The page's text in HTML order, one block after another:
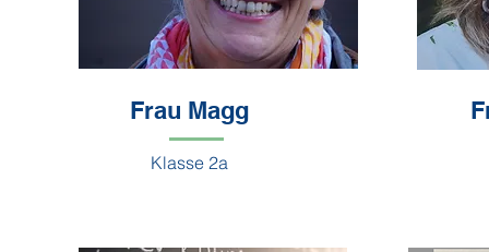
Frau Magg
Klasse 2a